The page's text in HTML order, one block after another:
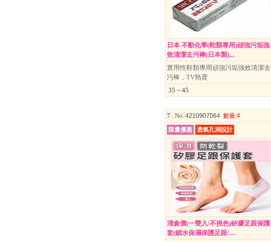
日本 不動化學(鞋類專用)頑強污垢強
效清潔去污棒(日本製)....
實用性鞋類專用頑強污垢強效清潔去
污棒，TV熱賣
35 ~ 45
7 .No: 4210907064 數量:4
限量優惠
透氣孔洞設計
清倉價(一雙入/不挑色)矽膠足跟保護
套(鎖水保濕保護足跟/....